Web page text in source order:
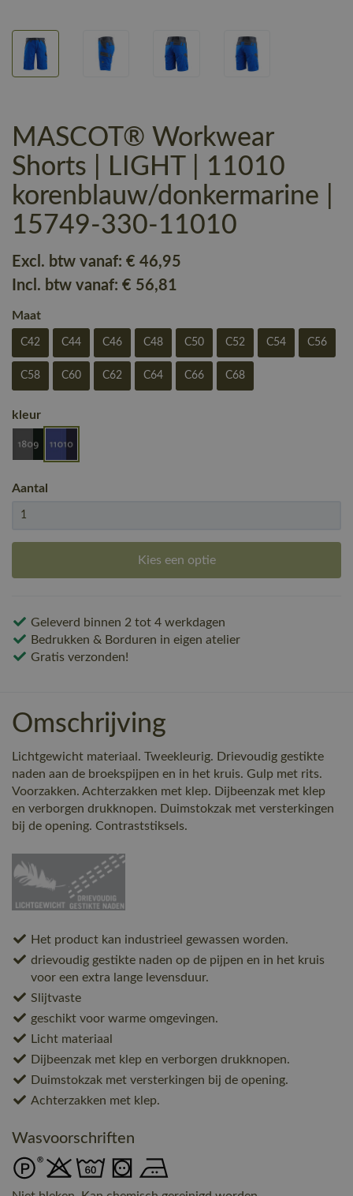
MASCOT® Workwear
Shorts | LIGHT | 11010
korenblauw/donkermarine |
15749-330-11010
Excl. btw vanaf: € 46,95
Incl. btw vanaf: € 56,81
Maat
C42 C44 C46 C48 C50 C52 C54 C56
C58 C60 C62 C64 C66 C68
kleur
Aantal
Kies een optie
Geleverd binnen 2 tot 4 werkdagen
Bedrukken & Borduren in eigen atelier
Gratis verzonden!
Omschrijving
Lichtgewicht materiaal. Tweekleurig. Drievoudig gestikte
naden aan de broekspijpen en in het kruis. Gulp met rits.
Voorzakken. Achterzakken met klep. Dijbeenzak met klep
en verborgen drukknopen. Duimstokzak met versterkingen
bij de opening. Contraststiksels.
Het product kan industrieel gewassen worden.
drievoudig gestikte naden op de pijpen en in het kruis
voor een extra lange levensduur.
Slijtvaste
geschikt voor warme omgevingen.
Licht materiaal
Dijbeenzak met klep en verborgen drukknopen.
Duimstokzak met versterkingen bij de opening.
Achterzakken met klep.
Wasvoorschriften